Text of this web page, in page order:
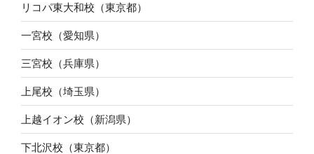
リコパ東大和校（東京都）
一宮校（愛知県）
三宮校（兵庫県）
上尾校（埼玉県）
上越イオン校（新潟県）
下北沢校（東京都）